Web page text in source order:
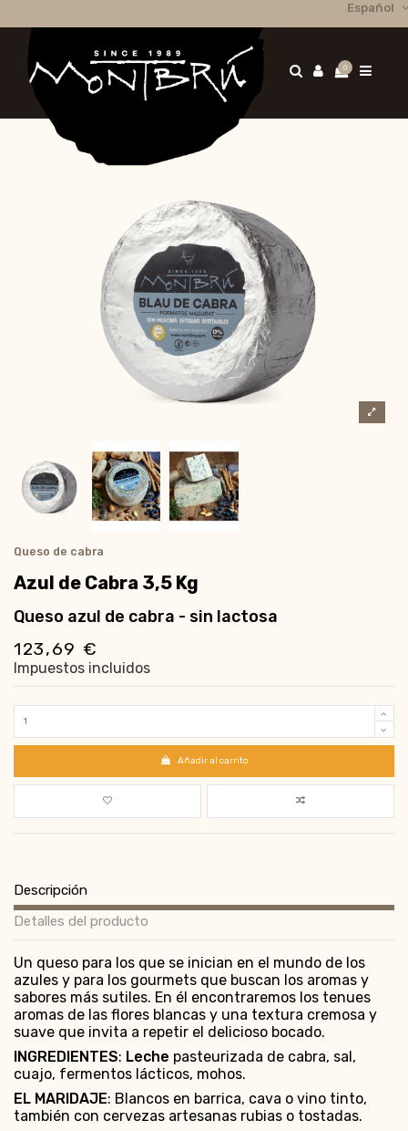
Español
0
Queso de cabra Azul de Cabra 3,5 Kg
Queso de cabra
Azul de Cabra 3,5 Kg
Queso azul de cabra - sin lactosa
123,69 €
Impuestos incluidos
Añadir al carrito
Descripción
Detalles del producto
Un queso para los que se inician en el mundo de los
azules y para los gourmets que buscan los aromas y
sabores más sutiles. En él encontraremos los tenues
aromas de las flores blancas y una textura cremosa y
suave que invita a repetir el delicioso bocado.
INGREDIENTES: Leche pasteurizada de cabra, sal,
cuajo, fermentos lácticos, mohos.
EL MARIDAJE: Blancos en barrica, cava o vino tinto,
también con cervezas artesanas rubias o tostadas.